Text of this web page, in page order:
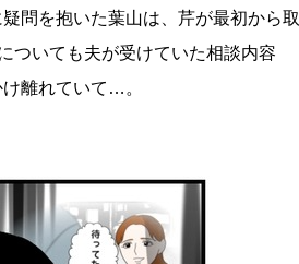
問を抱いた葉山は、芹が最初から取
ついても夫が受けていた相談内容
離れていて…。